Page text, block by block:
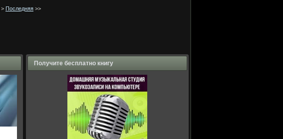
> Последняя >>
Получите бесплатно книгу